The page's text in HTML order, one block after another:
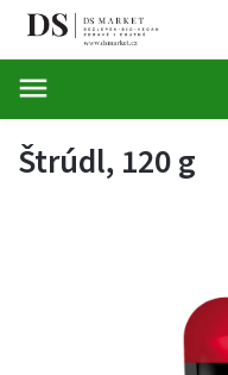
Štrúdl, 120 g